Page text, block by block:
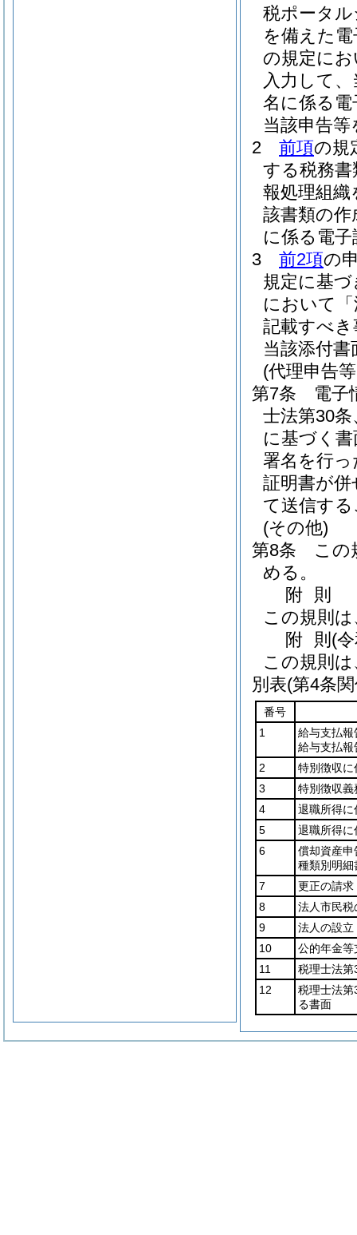
税ポータ
を備えた
の規定に
入力して
名に係る
当該申告
2
前項の規
する税務
報処理組
該書類の
に係る電
3
前2項の
規定に基
において
記載すべ
当該添付
(代理申告
第7条
電子
士法第30
に基づく
署名を行
証明書が
て送信す
(その他)
第8条
この
める。
附 則
この規則
附 則 (
この規則
別表(第4条
番号
1
給与支払報
給与支払報
2
特別徴収に
3
特別徴収義
4
退職所得に
5
退職所得に
6
償却資産申
種類別明細
7
更正の請求
8
法人市民税
9
法人の設立
10
公的年金等
11
税理士法第
12
税理士法
る書面